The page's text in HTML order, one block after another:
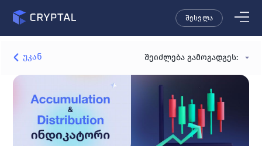
შესვლა
უკან შეიძლება გამოგადგეს: